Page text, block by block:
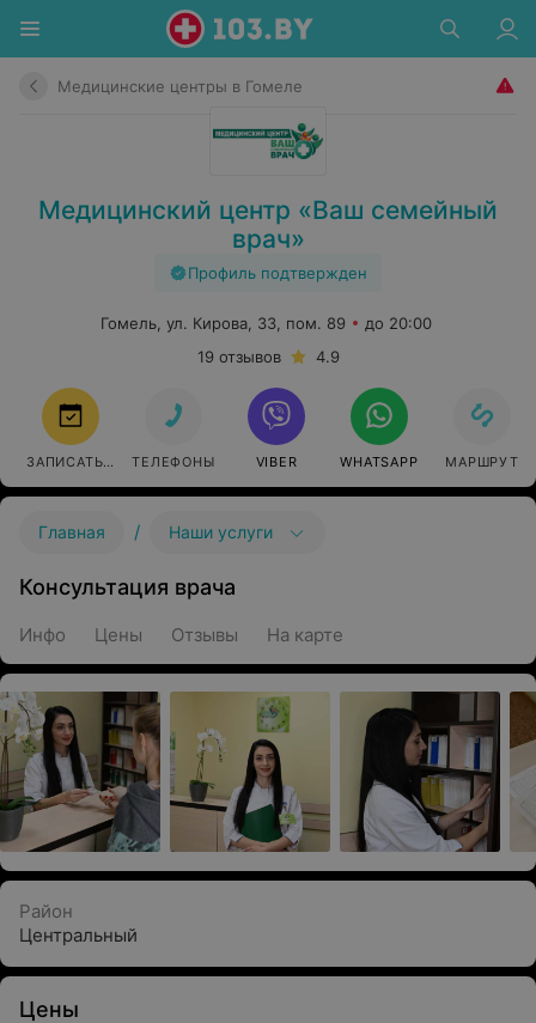
Медицинские центры в Гомеле
Медицинский центр «Ваш семейный
врач»
Профиль подтвержден
Гомель, ул. Кирова, 33, пом. 89
до 20:00
19 отзывов
4.9
ЗАПИСАТЬСЯ ТЕЛЕФОНЫ VIBER WHATSAPP МАРШРУТ
Главная / Наши услуги
Консультация врача
Инфо Цены Отзывы На карте
Район
Центральный
Цены